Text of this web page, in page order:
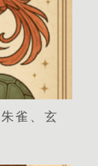
雀、玄